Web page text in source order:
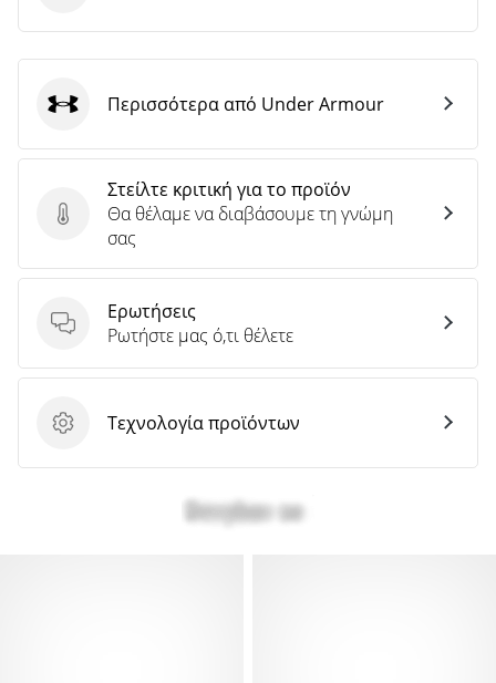
Στείλτε κριτική για το προϊόν
Στείλτε κριτική για το προϊόν
Θα θέλαμε να διαβάσουμε τη γνώμη
σας
Ερωτήσεις
Ερωτήσεις
Ρωτήστε μας ό,τι θέλετε
Τεχνολογία προϊόντων
Τεχνολογία προϊόντων
Under Armour
Περισσότερα από Under Armour